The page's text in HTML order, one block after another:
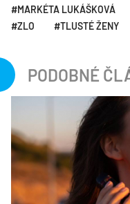
MARKÉTA LUKÁŠKOVÁ
ZLO
TLUSTÉ ŽENY
PODOBNÉ